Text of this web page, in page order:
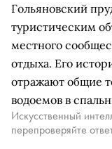
Гольяновский
туристическим
местного
отдыха. Его
отражают общие
водоемов в
Искусственный
перепроверяйте